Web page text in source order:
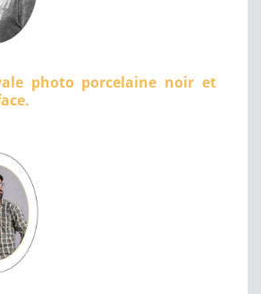
photo porcelaine noir et